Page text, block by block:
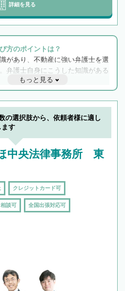
詳細を見る
方のポイントは？
があり、不動産に強い弁護士を選
弁護士自身にこうした知識がある
連携もスムーズに進み、トラブル
ず相続をトータルで任せることが
た、相続は感情がからむ分野なの
グも重要です。実際に電話や面談
士と会話をしてウマが合う方に依
もっと見る
の選択肢から、依頼者様に適し
ます
中央法律事務所 東
クレジットカード可
談可 全国出張対応可